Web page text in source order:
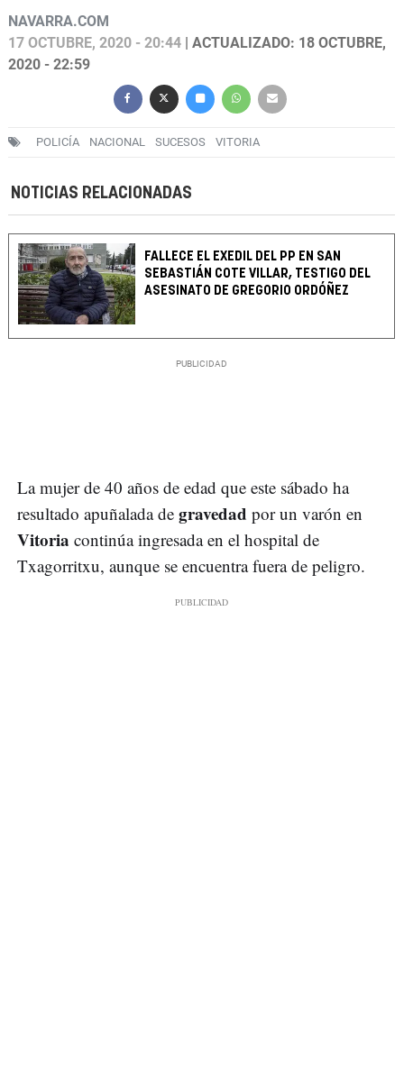
NAVARRA.COM
17 OCTUBRE, 2020 - 20:44 | ACTUALIZADO: 18 OCTUBRE,
2020 - 22:59
POLICÍA NACIONAL SUCESOS VITORIA
NOTICIAS RELACIONADAS
FALLECE EL EXEDIL DEL PP EN SAN
SEBASTIÁN COTE VILLAR, TESTIGO DEL
ASESINATO DE GREGORIO ORDÓÑEZ
La mujer de 40 años de edad que este sábado ha
resultado apuñalada de gravedad por un varón en
Vitoria continúa ingresada en el hospital de
Txagorritxu, aunque se encuentra fuera de peligro.